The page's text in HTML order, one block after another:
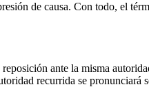
de causa. Con todo, el
ante la misma
recurrida se pronunciará